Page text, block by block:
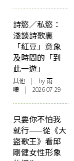
詩慾／私慾：
淺談詩歌裏
「紅豆」意象
及時間的「到
此一遊」
其他 | by 雨
曦 | 2026-07-29
只要你不怕我
就行——從《大
盜歌王》看邱
剛健女性形象